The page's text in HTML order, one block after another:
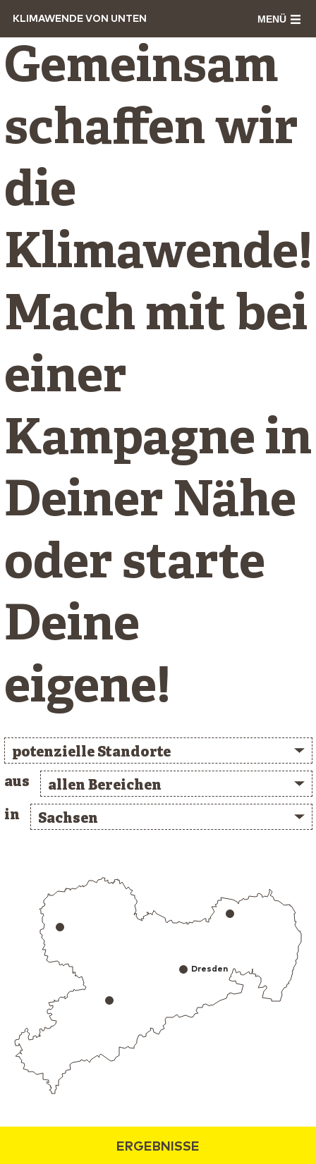
KLIMAWENDE VON UNTEN MENÜ
Dresden
Gemeinsam
schaffen wir
die
Klimawende!
Mach mit bei
einer
Kampagne in
Deiner Nähe
oder starte
Deine
eigene!
potenzielle Standorte
aus
allen Bereichen
in
Sachsen
ERGEBNISSE